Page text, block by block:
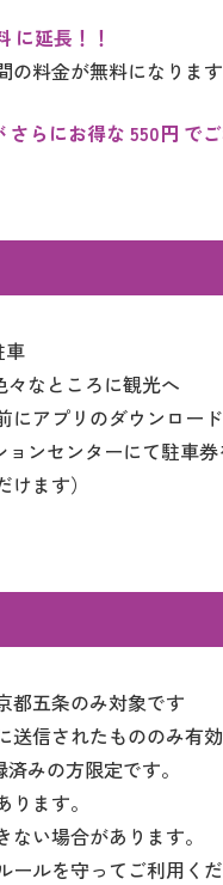
に延長！！
料金が無料になります
らにお得な 550円 で
車
なところに観光へ
アプリのダウンロード
ンセンターにて駐車券
ます）
都五条のみ対象です
信されたもののみ有効
みの方限定です。
ます。
い場合があります。
ルを守ってご利用くだ